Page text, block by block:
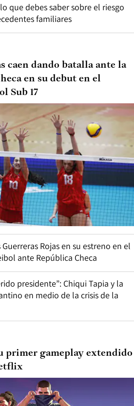
que debes saber sobre el riesgo
familiares
caen dando batalla ante la
en su debut en el
Sub 17
Rojas en su estreno en el
ante República Checa
presidente”: Chiqui Tapia y la
en medio de la crisis de la
primer gameplay extendido